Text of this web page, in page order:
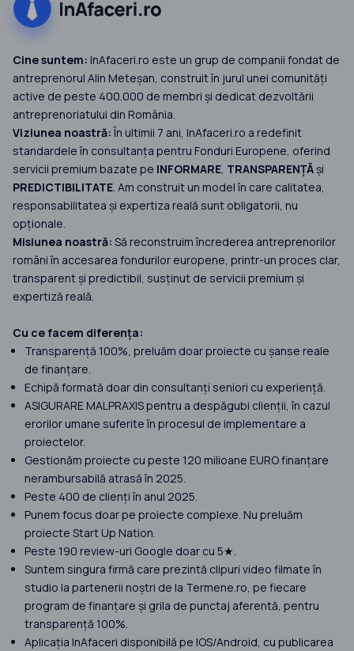
Cine suntem: InAfaceri.ro este un grup de companii fondat de
antreprenorul Alin Meteșan, construit în jurul unei comunități
active de peste 400.000 de membri și dedicat dezvoltării
antreprenoriatului din România.
Viziunea noastră:În ultimii 7 ani, InAfaceri.ro a redefinit
standardele în consultanța pentru Fonduri Europene, oferind
servicii premium bazate pe INFORMARE, TRANSPARENȚĂși
PREDICTIBILITATE. Am construit un model în care calitatea,
responsabilitatea și expertiza reală sunt obligatorii, nu
opționale.
Misiunea noastră: Să reconstruim încrederea antreprenorilor
români în accesarea fondurilor europene, printr-un proces clar,
transparent și predictibil, susținut de servicii premium și
expertiză reală.
Cu ce facem diferența:
Transparență 100%, preluăm doar proiecte cu șanse reale
de finanțare.
Echipă formată doar din consultanți seniori cu experiență.
ASIGURARE MALPRAXIS pentru a despăgubi clienții, în cazul
erorilor umane suferite în procesul de implementare a
proiectelor.
Gestionăm proiecte cu peste 120 milioane EURO finanțare
nerambursabilă atrasă în 2025.
Peste 400 de clienți în anul 2025.
Punem focus doar pe proiecte complexe. Nu preluăm
proiecte Start Up Nation.
Peste 190 review-uri Google doar cu 5★.
Suntem singura firmă care prezintă clipuri video filmate în
studio la partenerii noștri de la Termene.ro, pe fiecare
program de finanțare și grila de punctaj aferentă, pentru
transparență 100%.
Aplicația InAfaceri disponibilă pe IOS/Android, cu publicarea